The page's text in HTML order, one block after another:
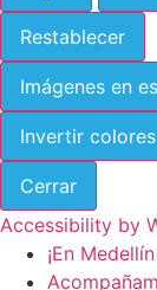
Restablecer
Imágenes en
Invertir colores
Cerrar
Accessibility by
¡En